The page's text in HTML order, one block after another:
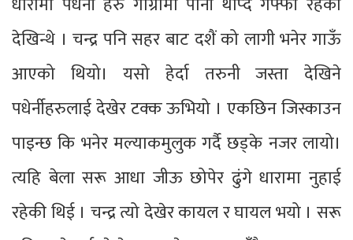
देखिन्थे । चन्द्र पनि सहर बाट दशैं को लागी भनेर गाऊँ
आएको थियो। यसो हेर्दा तरुनी जस्ता देखिने
पधेर्नीहरुलाई देखेर टक्क ऊभियो । एकछिन जिस्काउन
पाइन्छ कि भनेर मल्याकमुलुक गर्दै छड्के नजर लायो।
त्यहि बेला सरू आधा जीऊ छोपेर ढुंगे धारामा नुहाई
रहेकी थिई । चन्द्र त्यो देखेर कायल र घायल भयो । सरू